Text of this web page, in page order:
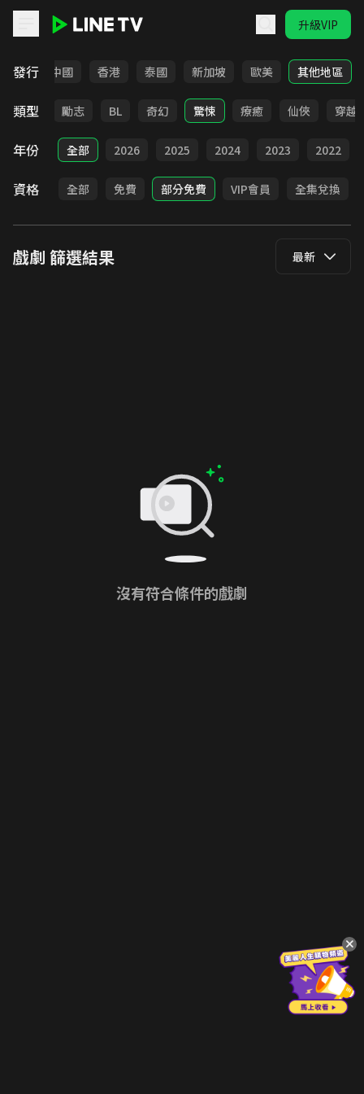
升級VIP
發行
韓國 中國 香港 泰國 新加坡 歐美 其他地區
類型
喜劇 勵志 BL 奇幻 驚悚 療癒 仙俠 穿越
年份 全部 2026 2025 2024 2023 2022
資格 全部 免費 部分免費 VIP會員 全集兌換
戲劇 篩選結果 最新
沒有符合條件的戲劇